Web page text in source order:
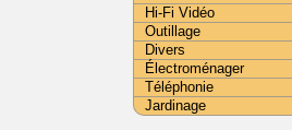
Hi-Fi Vidéo
Outillage
Divers
Électroménager
Téléphonie
Jardinage